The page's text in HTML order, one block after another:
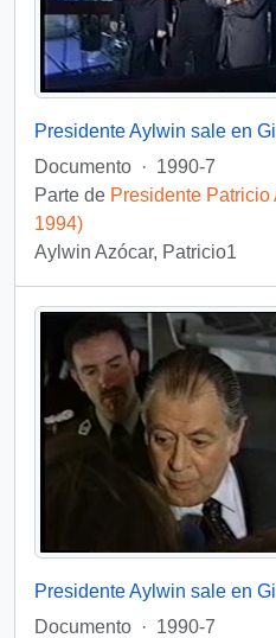
Presidente Aylwin sale en
Documento · 1990-7
Parte de Presidente
1994)
Aylwin Azócar, Patricio1
Documento · 1990-7